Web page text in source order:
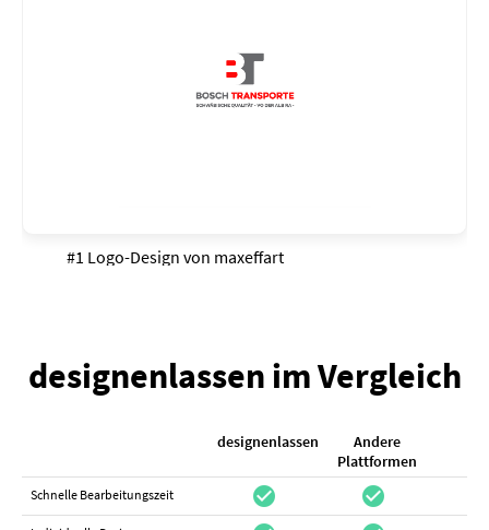
#1 Logo-Design von maxeffart
designenlassen im Vergleich
designenlassen
Andere
Plattformen
Schnelle Bearbeitungszeit check_circle check_circle